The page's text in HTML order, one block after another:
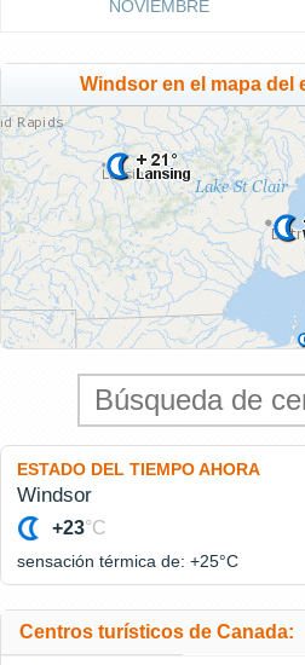
NOVIEMBRE
Windsor en el mapa del
ESTADO DEL TIEMPO AHORA
Windsor
+23°C
sensación térmica de: +25°C
Centros turísticos de Canada: